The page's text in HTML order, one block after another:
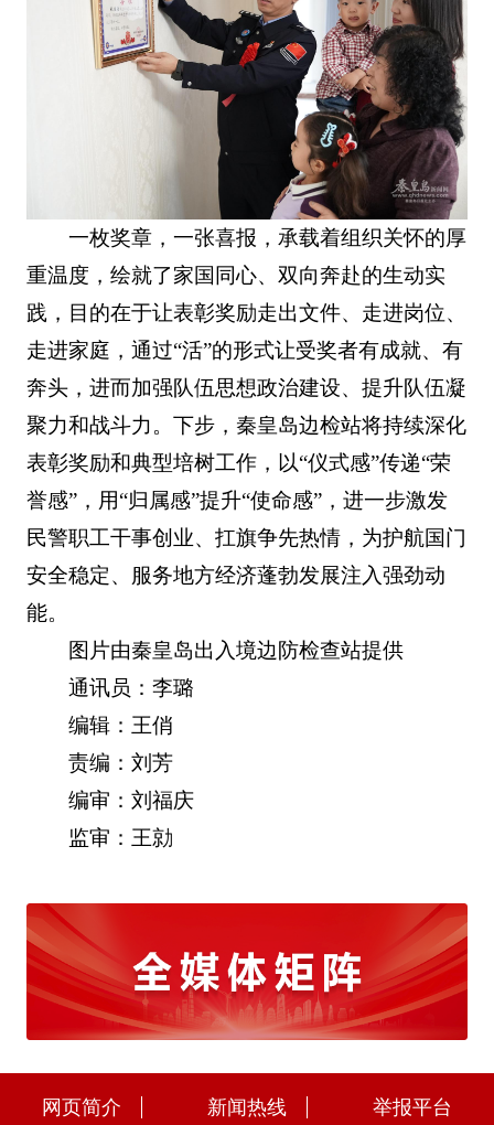
一枚奖章，一张喜报，承载着组织关怀的厚
重温度，绘就了家国同心、双向奔赴的生动实
践，目的在于让表彰奖励走出文件、走进岗位、
走进家庭，通过“活”的形式让受奖者有成就、有
奔头，进而加强队伍思想政治建设、提升队伍凝
聚力和战斗力。下步，秦皇岛边检站将持续深化
表彰奖励和典型培树工作，以“仪式感”传递“荣
誉感”，用“归属感”提升“使命感”，进一步激发
民警职工干事创业、扛旗争先热情，为护航国门
安全稳定、服务地方经济蓬勃发展注入强劲动
能。
图片由秦皇岛出入境边防检查站提供
通讯员：李璐
编辑：王俏
责编：刘芳
编审：刘福庆
监审：王勍
网页简介 新闻热线 举报平台